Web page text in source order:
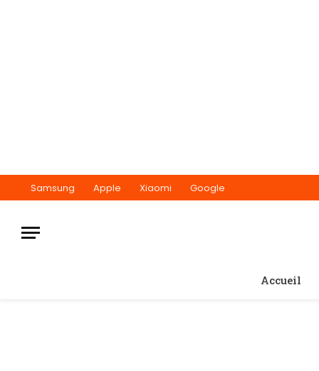
Samsung Apple Xiaomi Google
Accueil